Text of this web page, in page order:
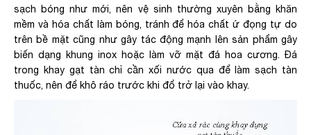
sạch bóng như mới, nên vệ sinh thường xuyên bằng khăn
mềm và hóa chất làm bóng, tránh để hóa chất ứ đọng tự do
trên bề mặt cũng như gây tác động mạnh lên sản phẩm gây
biến dạng khung inox hoặc làm vỡ mặt đá hoa cương. Đá
trong khay gạt tàn chỉ cần xối nước qua để làm sạch tàn
thuốc, nên để khô ráo trước khi đổ trở lại vào khay.